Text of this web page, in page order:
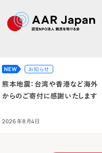
お知らせ
熊本地震：台湾や香港など海外
からのご寄付に感謝いたします
2026年8月4日